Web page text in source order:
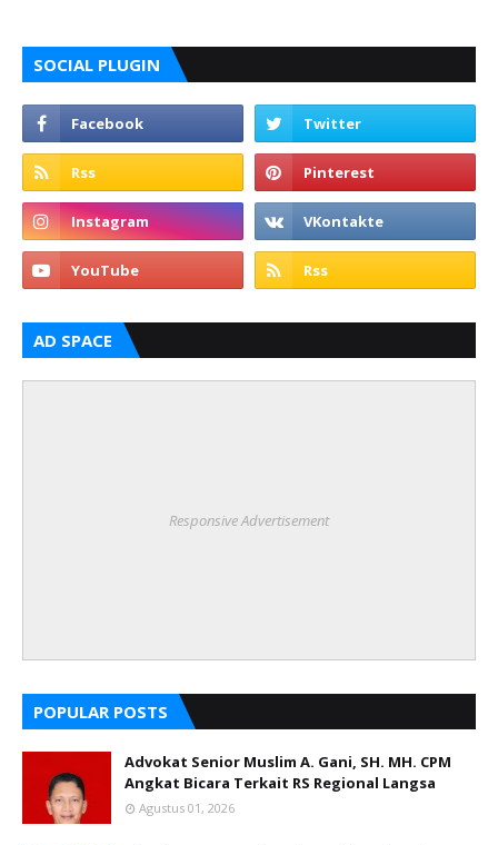
SOCIAL PLUGIN
AD SPACE
Responsive Advertisement
POPULAR POSTS
Advokat Senior Muslim A. Gani, SH. MH. CPM
Angkat Bicara Terkait RS Regional Langsa
Agustus 01, 2026